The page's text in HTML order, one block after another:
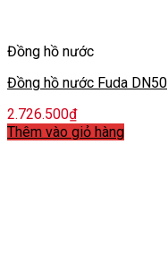
Đồng hồ nước
Đồng hồ nước Fuda DN50
2.726.500₫
Thêm vào giỏ hàng